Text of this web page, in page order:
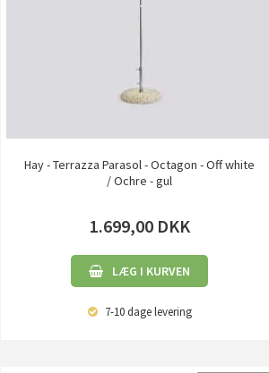
Hay - Terrazza Parasol - Octagon - Off white
/ Ochre - gul
1.699,00 DKK
LÆG I KURVEN
7-10 dagelevering